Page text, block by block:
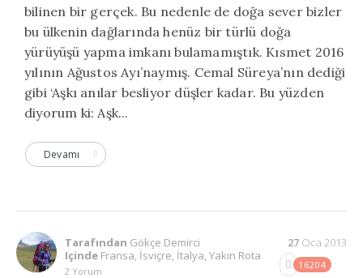
bilinen bir gerçek. Bu nedenle de doğa sever bizler
bu ülkenin dağlarında henüz bir türlü doğa
yürüyüşü yapma imkanı bulamamıştık. Kısmet 2016
yılının Ağustos Ayı’naymış. Cemal Süreya’nın dediği
gibi ‘Aşkı anılar besliyor düşler kadar. Bu yüzden
diyorum ki: Aşk...
Devamı
Tarafından Gökçe Demirci
Içinde Fransa, İsviçre, İtalya,Yakın Rota
2 Yorum
16204
27 Oca 2013